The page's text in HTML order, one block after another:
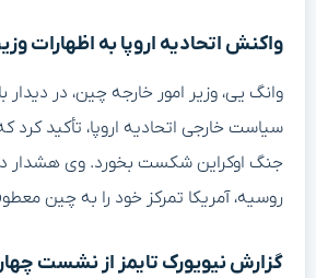
واکنش اتحادیه اروپا به اظهارات
وانگ یی، وزیر امور خارجه چین، در
سیاست خارجی اتحادیه اروپا، تأکید کرد
جنگ اوکراین شکست بخورد. وی
روسیه، آمریکا تمرکز خود را به چین
گزارش نیویورک تایمز از نشست